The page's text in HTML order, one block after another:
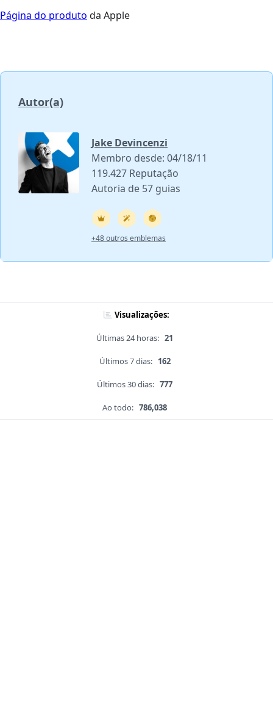
Página do produto da Apple
Autor(a)
Jake Devincenzi
Membro desde: 04/18/11
119.427 Reputação
Autoria de 57 guias
+48 outros emblemas
Visualizações:
Últimas 24 horas: 21
Últimos 7 dias: 162
Últimos 30 dias: 777
Ao todo: 786,038